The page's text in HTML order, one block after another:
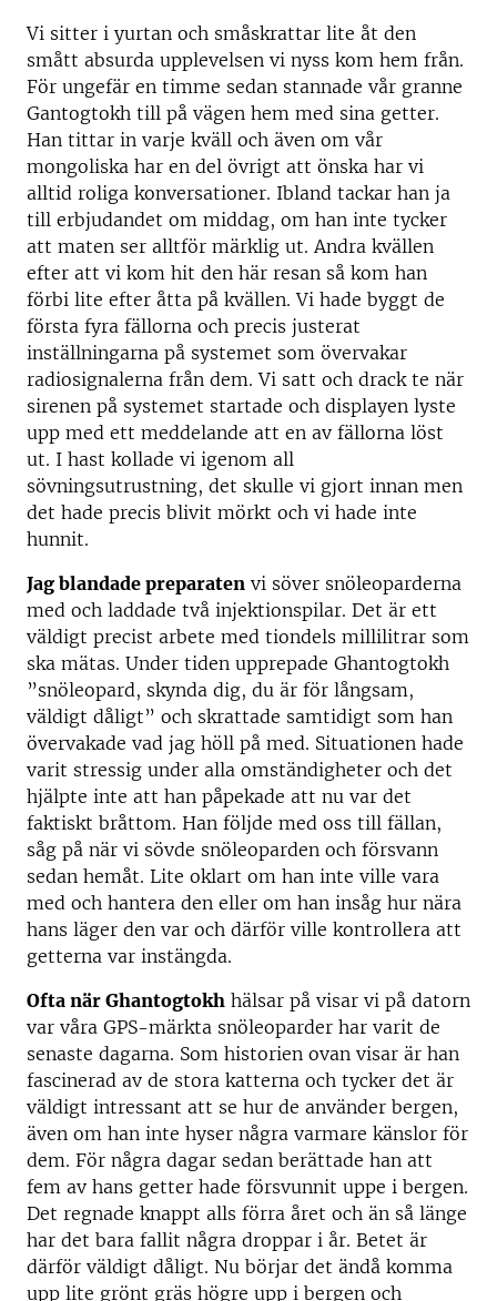
Vi sitter i yurtan och småskrattar lite åt den
smått absurda upplevelsen vi nyss kom hem från.
För ungefär en timme sedan stannade vår granne
Gantogtokh till på vägen hem med sina getter.
Han tittar in varje kväll och även om vår
mongoliska har en del övrigt att önska har vi
alltid roliga konversationer. Ibland tackar han ja
till erbjudandet om middag, om han inte tycker
att maten ser alltför märklig ut. Andra kvällen
efter att vi kom hit den här resan så kom han
förbi lite efter åtta på kvällen. Vi hade byggt de
första fyra fällorna och precis justerat
inställningarna på systemet som övervakar
radiosignalerna från dem. Vi satt och drack te när
sirenen på systemet startade och displayen lyste
upp med ett meddelande att en av fällorna löst
ut. I hast kollade vi igenom all
sövningsutrustning, det skulle vi gjort innan men
det hade precis blivit mörkt och vi hade inte
hunnit.
Jag blandade preparaten vi söver snöleoparderna
med och laddade två injektionspilar. Det är ett
väldigt precist arbete med tiondels millilitrar som
ska mätas. Under tiden upprepade Ghantogtokh
”snöleopard, skynda dig, du är för långsam,
väldigt dåligt” och skrattade samtidigt som han
övervakade vad jag höll på med. Situationen hade
varit stressig under alla omständigheter och det
hjälpte inte att han påpekade att nu var det
faktiskt bråttom. Han följde med oss till fällan,
såg på när vi sövde snöleoparden och försvann
sedan hemåt. Lite oklart om han inte ville vara
med och hantera den eller om han insåg hur nära
hans läger den var och därför ville kontrollera att
getterna var instängda.
Ofta när Ghantogtokh hälsar på visar vi på datorn
var våra GPS-märkta snöleoparder har varit de
senaste dagarna. Som historien ovan visar är han
fascinerad av de stora katterna och tycker det är
väldigt intressant att se hur de använder bergen,
även om han inte hyser några varmare känslor för
dem. För några dagar sedan berättade han att
fem av hans getter hade försvunnit uppe i bergen.
Det regnade knappt alls förra året och än så länge
har det bara fallit några droppar i år. Betet är
därför väldigt dåligt. Nu börjar det ändå komma
upp lite grönt gräs högre upp i bergen och